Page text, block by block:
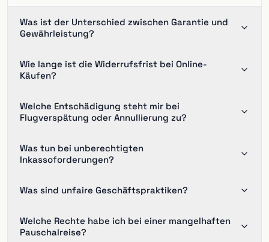
Was ist der Unterschied zwischen Garantie und
Gewährleistung?
Wie lange ist die Widerrufsfrist bei Online-
Käufen?
Welche Entschädigung steht mir bei
Flugverspätung oder Annullierung zu?
Was tun bei unberechtigten
Inkassoforderungen?
Was sind unfaire Geschäftspraktiken?
Welche Rechte habe ich bei einer mangelhaften
Pauschalreise?